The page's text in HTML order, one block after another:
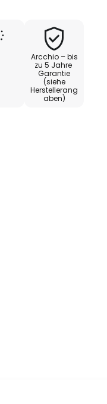
Arcchio – bis
zu 5 Jahre
Garantie
(siehe
Herstellerang
aben)